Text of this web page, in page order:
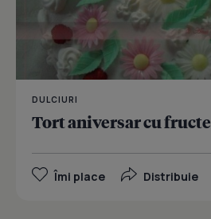
DULCIURI
Tort aniversar cu fructe
Îmi place Distribuie